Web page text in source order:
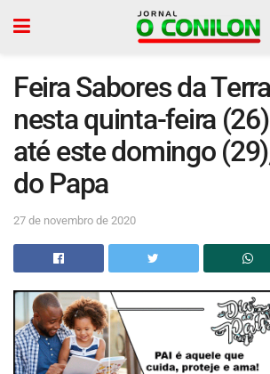
Feira Sabores da
nesta quinta-feira
até este domingo
do Papa
27 de novembro de 2020